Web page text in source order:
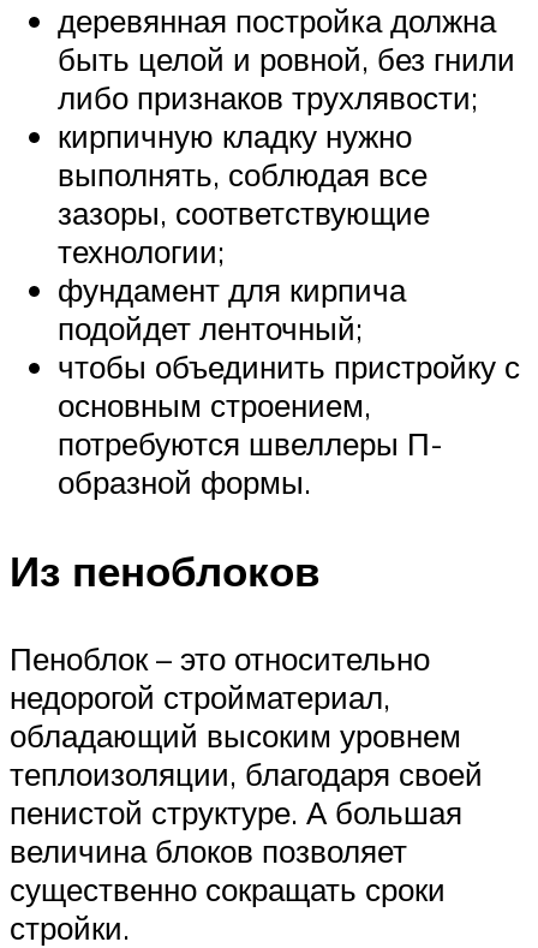
деревянная постройка должна
быть целой и ровной, без гнили
либо признаков трухлявости;
кирпичную кладку нужно
выполнять, соблюдая все
зазоры, соответствующие
технологии;
фундамент для кирпича
подойдет ленточный;
чтобы объединить пристройку с
основным строением,
потребуются швеллеры П-
образной формы.
Из пеноблоков
Пеноблок – это относительно
недорогой стройматериал,
обладающий высоким уровнем
теплоизоляции, благодаря своей
пенистой структуре. А большая
величина блоков позволяет
существенно сокращать сроки
стройки.